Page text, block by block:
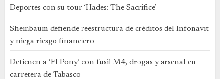
Deportes con su tour ‘Hades: The Sacrifice’
Sheinbaum defiende reestructura de créditos del Infonavit
y niega riesgo financiero
Detienen a ‘El Pony’ con fusil M4, drogas y arsenal en
carretera de Tabasco